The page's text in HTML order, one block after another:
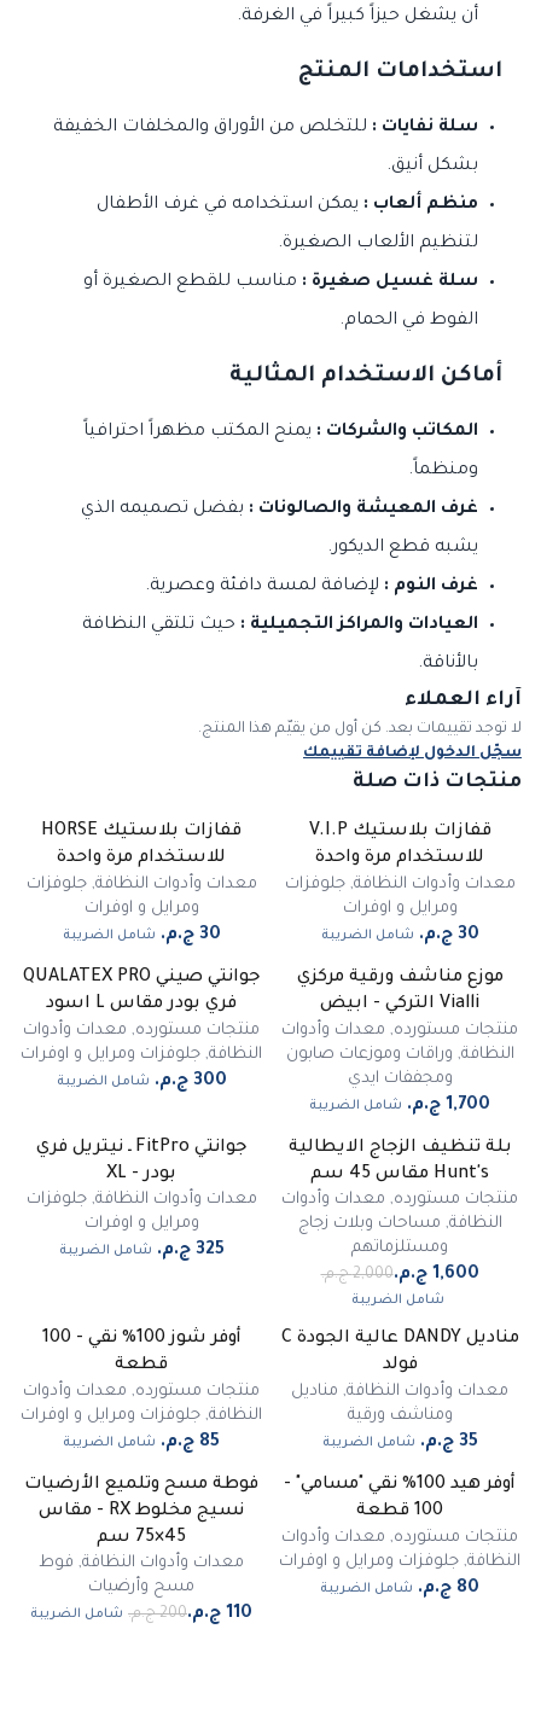
أن يشغل حيزاً كبيراً في الغرفة.
استخدامات المنتج
سلة نفايات : للتخلص من الأوراق والمخلفات الخفيفة
بشكل أنيق.
منظم ألعاب : يمكن استخدامه في غرف الأطفال
لتنظيم الألعاب الصغيرة.
سلة غسيل صغيرة : مناسب للقطع الصغيرة أو
الفوط في الحمام.
أماكن الاستخدام المثالية
المكاتب والشركات : يمنح المكتب مظهراً احترافياً
ومنظماً.
غرف المعيشة والصالونات : بفضل تصميمه الذي
يشبه قطع الديكور.
غرف النوم : لإضافة لمسة دافئة وعصرية.
العيادات والمراكز التجميلية : حيث تلتقي النظافة
بالأناقة.
آراء العملاء
لا توجد تقييمات بعد. كن أول من يقيّم هذا المنتج.
سجّل الدخول لإضافة تقييمك
منتجات ذات صلة
قفازات بلاستيك V.I.P
للاستخدام مرة واحدة
معدات وأدوات النظافة,جلوفزات
ومرايل و اوفرات
شامل الضريبة
قفازات بلاستيك HORSE
للاستخدام مرة واحدة
معدات وأدوات النظافة,جلوفزات
ومرايل و اوفرات
شامل الضريبة
موزع مناشف ورقية مركزي
Vialli التركي - ابيض
منتجات مستورده, معدات وأدوات
النظافة, وراقات وموزعات صابون
ومجففات ايدي
شامل الضريبة
جوانتي صيني QUALATEX PRO
فري بودر مقاس L اسود
منتجات مستورده, معدات وأدوات
النظافة, جلوفزات ومرايل و اوفرات
شامل الضريبة
%
بلة تنظيف الزجاج الايطالية
Hunt's مقاس 45 سم
منتجات مستورده, معدات وأدوات
النظافة, مساحات وبلات زجاج
ومستلزماتهم
‏2,000 ج.م.‏
شامل الضريبة
جوانتي FitPro ـ نيتريل فري
بودر - XL
معدات وأدوات النظافة,جلوفزات
ومرايل و اوفرات
شامل الضريبة
مناديل DANDY عالية الجودة C
فولد
معدات وأدوات النظافة, مناديل
ومناشف ورقية
شامل الضريبة
أوفر شوز 100% نقي - 100
قطعة
منتجات مستورده, معدات وأدوات
النظافة, جلوفزات ومرايل و اوفرات
شامل الضريبة
أوفر هيد 100% نقي "مسامي" -
100 قطعة
منتجات مستورده, معدات وأدوات
النظافة, جلوفزات ومرايل و اوفرات
شامل الضريبة
%
فوطة مسح وتلميع الأرضيات
نسيج مخلوط RX - مقاس
45×75 سم
معدات وأدوات النظافة, فوط
مسح وأرضيات
شامل الضريبة